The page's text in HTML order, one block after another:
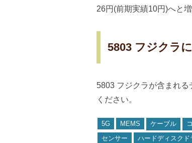
26円(前期実績10円)へと増
5803 フジクラ
5803 フジクラが含まれ
ください。
5G MEMS ケーブル
センサー
ハードディスクド